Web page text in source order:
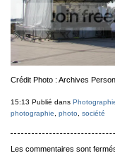
Crédit Photo : Archives
15:13 Publié dans
photographie
photo société
Les commentaires sont